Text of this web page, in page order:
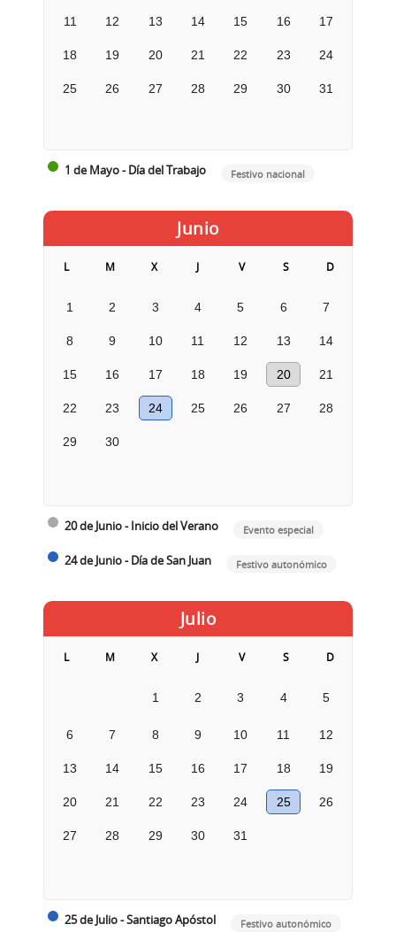
11 12 13 14 15 16 17
18 19 20 21 22 23 24
25 26 27 28 29 30 31
1 de Mayo - Día del Trabajo Festivo nacional
Junio
L M X J V S D
1 2 3 4 5 6 7
8 9 10 11 12 13 14
15 16 17 18 19 20 21
22 23 24 25 26 27 28
29 30
20 de Junio - Inicio del Verano Evento especial
24 de Junio - Día de San Juan Festivo autonómico
Julio
L M X J V S D
1 2 3 4 5
6 7 8 9 10 11 12
13 14 15 16 17 18 19
20 21 22 23 24 25 26
27 28 29 30 31
25 de Julio - Santiago Apóstol Festivo autonómico